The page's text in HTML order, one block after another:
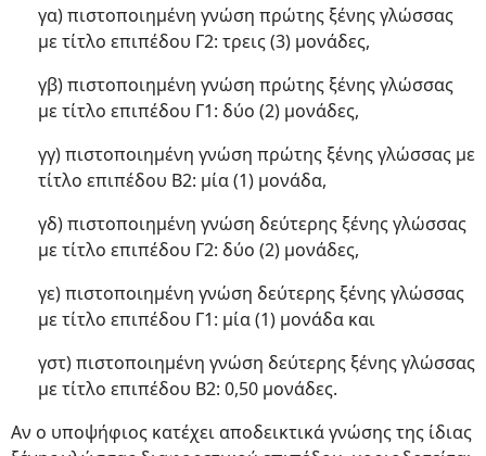
γα) πιστοποιημένη γνώση πρώτης ξένης γλώσσας
με τίτλο επιπέδου Γ2: τρεις (3) μονάδες,
γβ) πιστοποιημένη γνώση πρώτης ξένης γλώσσας
με τίτλο επιπέδου Γ1: δύο (2) μονάδες,
γγ) πιστοποιημένη γνώση πρώτης ξένης γλώσσας με
τίτλο επιπέδου B2: μία (1) μονάδα,
γδ) πιστοποιημένη γνώση δεύτερης ξένης γλώσσας
με τίτλο επιπέδου Γ2: δύο (2) μονάδες,
γε) πιστοποιημένη γνώση δεύτερης ξένης γλώσσας
με τίτλο επιπέδου Γ1: μία (1) μονάδα και
γστ) πιστοποιημένη γνώση δεύτερης ξένης γλώσσας
με τίτλο επιπέδου B2: 0,50 μονάδες.
Αν ο υποψήφιος κατέχει αποδεικτικά γνώσης της ίδιας